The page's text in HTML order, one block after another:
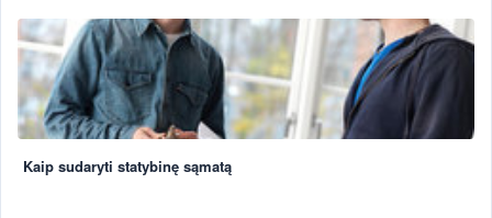
Kaip sudaryti statybinę sąmatą